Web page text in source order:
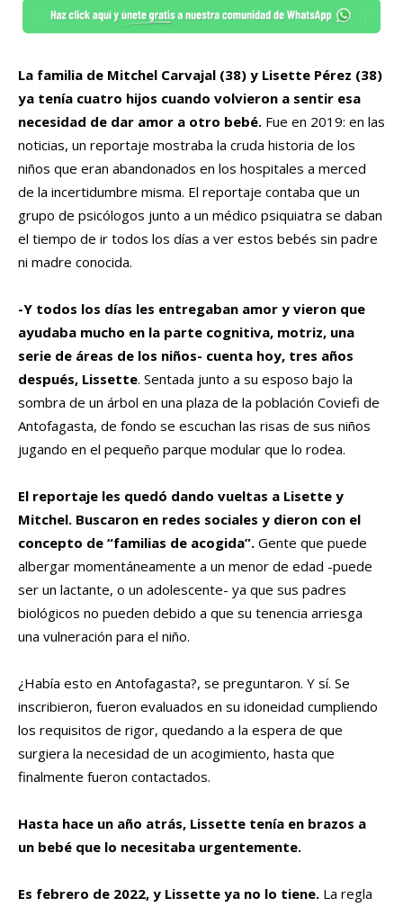
La familia de Mitchel Carvajal (38) y Lisette Pérez (38)
ya tenía cuatro hijos cuando volvieron a sentir esa
necesidad de dar amor a otro bebé. Fue en 2019: en las
noticias, un reportaje mostraba la cruda historia de los
niños que eran abandonados en los hospitales a merced
de la incertidumbre misma. El reportaje contaba que un
grupo de psicólogos junto a un médico psiquiatra se daban
el tiempo de ir todos los días a ver estos bebés sin padre
ni madre conocida.
-Y todos los días les entregaban amor y vieron que
ayudaba mucho en la parte cognitiva, motriz, una
serie de áreas de los niños- cuenta hoy, tres años
después, Lissette. Sentada junto a su esposo bajo la
sombra de un árbol en una plaza de la población Coviefi de
Antofagasta, de fondo se escuchan las risas de sus niños
jugando en el pequeño parque modular que lo rodea.
El reportaje les quedó dando vueltas a Lisette y
Mitchel. Buscaron en redes sociales y dieron con el
concepto de “familias de acogida”. Gente que puede
albergar momentáneamente a un menor de edad -puede
ser un lactante, o un adolescente- ya que sus padres
biológicos no pueden debido a que su tenencia arriesga
una vulneración para el niño.
¿Había esto en Antofagasta?, se preguntaron. Y sí. Se
inscribieron, fueron evaluados en su idoneidad cumpliendo
los requisitos de rigor, quedando a la espera de que
surgiera la necesidad de un acogimiento, hasta que
finalmente fueron contactados.
Hasta hace un año atrás, Lissette tenía en brazos a
un bebé que lo necesitaba urgentemente.
Es febrero de 2022, y Lissette ya no lo tiene. La regla